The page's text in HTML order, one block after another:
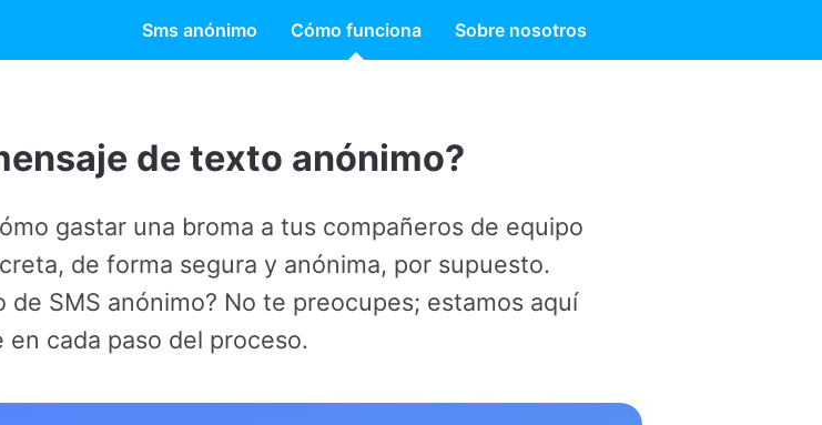
Sms anónimo Cómo funciona Sobre nosotros
segura y anónima, por supuesto.
No te preocupes; estamos aquí
del proceso.